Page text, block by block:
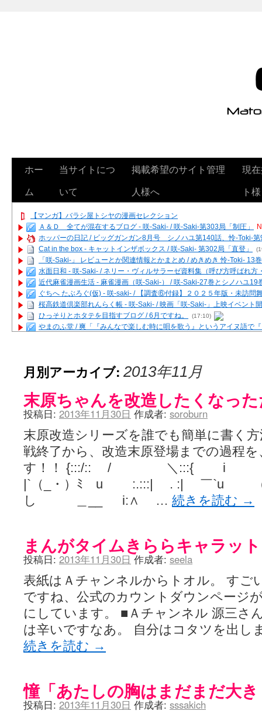
ホー
ム
当サイトにつ
いて
掲載希望のサイト管理
人様へ
現
ト様
【マンガ】バラシ屋トシヤの漫画セレクション
Ａ＆Ｄ 全てが混在するブログ - 咲-Saki- / 咲-Saki-第303局「制圧」
ホッパーの日記 / ビッグガンガン8月号 シノハユ第140話、怜-Toki-第
Cat in the box - キャットインザボックス / 咲-Saki- 第302局「直登」
「咲-Saki-」 レビューとか関連情報とかまとめ / めきめき 怜-Toki- 13
水面日和 - 咲-Saki- / ネリー・ヴィルサラーゼ資料集（呼び方呼ばれ方
近代麻雀漫画生活 - 麻雀漫画（咲-Saki-） / 咲-Saki-27巻とシノハユ
ぐちへ たぶろぐ(仮) - 咲-saki- / 【調査⑥付録】２０２５年版・未訪問
桜高鉄道倶楽部れんらく帳 - 咲-Saki- / 映画「咲-Saki-」上映イベント
ひっそりとホタテを目指すブログ / 6月ですね。
(17:10)
やまのふ堂 / 爽「『みんなで楽しむ時に唄を歌う』というアイヌ語で
咲クラ女子 - 咲-Saki- / 姫松の上重漫ちゃんと演じている伊達朱里紗さ
咲ミダレ - 咲-saki- / MJ第14回咲CUP 咲なま他
(11:53)
はやりの如く☆ - 咲-saki- / 悪いこと【SS】 (06:42)
麻雀雑記あれこれ - 咲 -Saki- / 咲-Saki-キャラが台湾麻雀を打ったらど
あっちが変 / あっちが変 (08:31)
BBKN BLOG / トップページ（サイトマップ） (15:00)
あにてつ！ / 千里山に行ってきました（2017年09月）
さくやこのはな - 咲 -saki- / 末の千里のために(咲さんが和ちゃんを招
凡人の私 / ステルス坂こと咲-Saki-5巻表紙の舞台を発見しました
嶺上開花自摸 / Last day of Summer session 1
おもちもちもち - 咲-Saki- / ５・８小林先生の日記更新について考え
咲-Saki-ブログ！～麻雀下手でも咲が好き～ / ブログ名変更のお知らせ
嶺上航路 / ドラフト前日なので中日ドラゴンズのドラフト指名を予想
音を奏でて花が咲く - 咲-Saki- / 浩子「…あっ分かった 恐らくそうい
from A to K / [咲-saki-][麻雀ゲーム]【ゲーム】セガのMJシリーズで2年
紺フェス - 咲-Saki- / 【越谷SS】とろけそうな日 (15:31)
ユズポニッキ - 咲-Saki- / ☆ #咲実写 ☆告知☆オンライン上映会☆ 阿
ああ、あの牌？ - 咲-Saki- / シノハユ菰沢中関連(江津・大田)の登場舞
宮守大好き帳 / 告知
(13:04)
麻雀アニメ＆麻雀ゲームあれこれ / 厄介な相手だよ！ あんたは
ばるのまーじゃん日和 - 咲-saki- / クリスマス！！そして…
ひまじんひまんじ / 読書の秋、と言います故
煌-Subara- - 咲-saki- / シノハユ感想 (13:19)
SYNTH 2006 - 咲 -Saki- / 阿知賀編をドヤ顔に着目しながらまたまた読
月別アーカイブ: 2013年11月
末原ちゃんを改造したくなっ
投稿日: 2013年11月30日 作成者: soroburn
末原改造シリーズを誰でも簡単に書
戦終了から、改造末原登場までの過程
す！！ {:::/:: / ＼
|`（_・）ﾐ u :.:::| . :| ￣`u
し ＿__ i:∧ … 続きを読む →
まんがタイムきららキャラッ
投稿日: 2013年11月30日 作成者: seela
表紙はＡチャンネルからトオル。 すご
ですね、公式のカウントダウンページ
にしています。 ■Ａチャンネル 源三さ
は辛いですなあ。 自分はコタツを出
続きを読む →
憧「あたしの胸はまだまだ大
投稿日: 2013年11月30日 作成者: sssakich